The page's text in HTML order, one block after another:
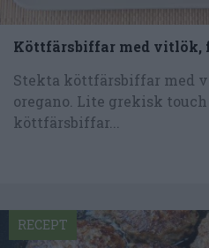
Köttfärsbiffar med vitlök,
Stekta köttfärsbiffar med
oregano. Lite grekisk touch
köttfärsbiffar...
RECEPT